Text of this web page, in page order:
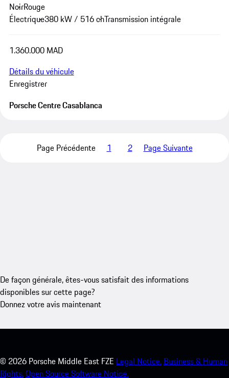
NoirRouge
Électrique380 kW / 516 chTransmission intégrale
1.360.000 MAD
Détails du véhicule
Enregistrer
Porsche Centre Casablanca
Page Précédente 1 2 Page Suivante
De façon générale, êtes-vous satisfait des informations
disponibles sur cette page?
Donnez votre avis maintenant
© 2026 Porsche Middle East FZE Legal Notice. Business & Human
Rights.Open Source Software Notice.